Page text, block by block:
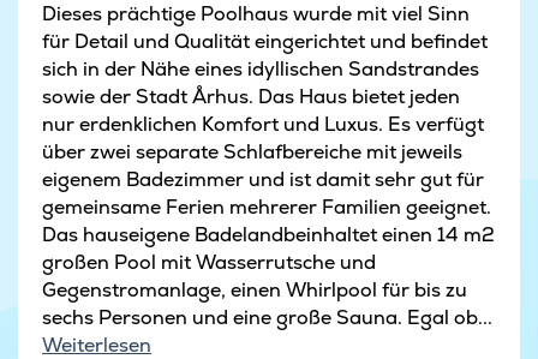
Dieses prächtige Poolhaus wurde mit viel Sinn
für Detail und Qualität eingerichtet und befindet
sich in der Nähe eines idyllischen Sandstrandes
sowie der Stadt Århus. Das Haus bietet jeden
nur erdenklichen Komfort und Luxus. Es verfügt
über zwei separate Schlafbereiche mit jeweils
eigenem Badezimmer und ist damit sehr gut für
gemeinsame Ferien mehrerer Familien geeignet.
Das hauseigene Badelandbeinhaltet einen 14 m2
großen Pool mit Wasserrutsche und
Gegenstromanlage, einen Whirlpool für bis zu
sechs Personen und eine große Sauna. Egal ob...
Weiterlesen